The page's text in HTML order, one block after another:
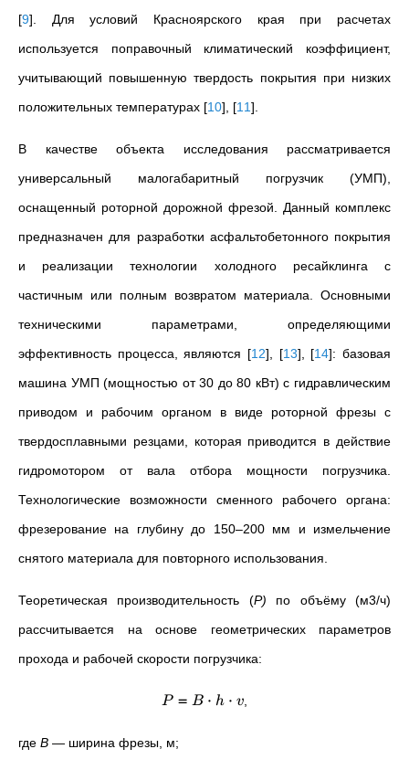
[9]. Для условий Красноярского края при расчетах
используется поправочный климатический коэффициент,
учитывающий повышенную твердость покрытия при низких
положительных температурах [10], [11].
В качестве объекта исследования рассматривается
универсальный малогабаритный погрузчик (УМП),
оснащенный роторной дорожной фрезой. Данный комплекс
предназначен для разработки асфальтобетонного покрытия
и реализации технологии холодного ресайклинга с
частичным или полным возвратом материала. Основными
техническими параметрами, определяющими
эффективность процесса, являются [12], [13], [14]: базовая
машина УМП (мощностью от 30 до 80 кВт) с гидравлическим
приводом и рабочим органом в виде роторной фрезы с
твердосплавными резцами, которая приводится в действие
гидромотором от вала отбора мощности погрузчика.
Технологические возможности сменного рабочего органа:
фрезерование на глубину до 150–200 мм и измельчение
снятого материала для повторного использования.
Теоретическая производительность (P) по объёму (м3/ч)
рассчитывается на основе геометрических параметров
прохода и рабочей скорости погрузчика:
P = B ⋅ h ⋅ v,
где B — ширина фрезы, м;